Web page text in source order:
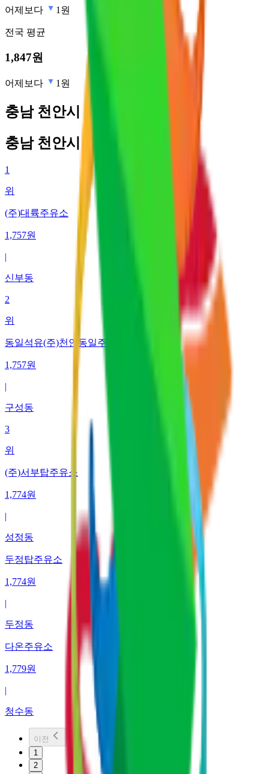
어제보다 1원
전국 평균
1,847원
어제보다 1원
충남 천안시 최저가 주유소
충남 천안시 최저가 주유소
1
위
(주)대륙주유소
1,757원
|
신부동
2
위
동일석유(주)천안동일주유소
1,757원
|
구성동
3
위
(주)서부탑주유소
1,774원
|
성정동
두정탑주유소
1,774원
|
두정동
다온주유소
1,779원
|
청수동
이전
1
2